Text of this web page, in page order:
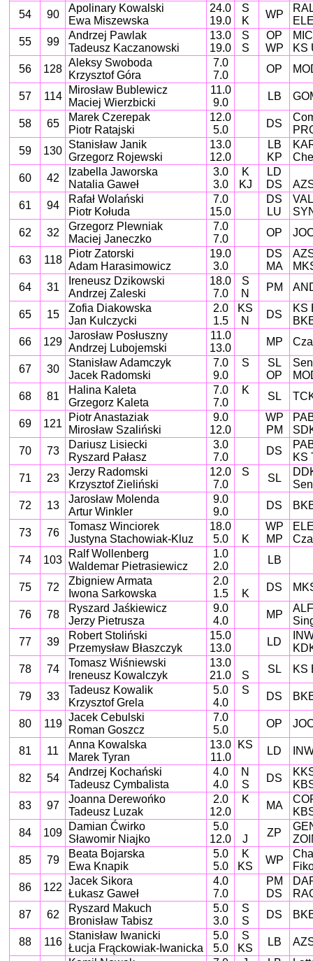
54
90
Apolinary Kowalski
Ewa Miszewska
24.0
19.0
S
K
WP
55
99
Andrzej Pawlak
Tadeusz Kaczanowski
13.0
19.0
S
S
OP
WP
KS
56
128
Aleksy Swoboda
Krzysztof Góra
7.0
7.0
OP
57 114
Mirosław Bublewicz
Maciej Wierzbicki
11.0
9.0
LB
58 65
Marek Czerepak
Piotr Ratajski
12.0
5.0
DS
59
130
Stanisław Janik
Grzegorz Rojewski
13.0
12.0
LB
KP
60
42
Izabella Jaworska
Natalia Gaweł
3.0
3.0
K
KJ
LD
DS
61
94
Rafał Wolański
Piotr Kołuda
7.0
15.0
DS
LU
62
32
Grzegorz Plewniak
Maciej Janeczko
7.0
7.0
OP
63 118
Piotr Zatorski
Adam Harasimowicz
19.0
3.0
DS
MA
64
31
Ireneusz Dzikowski
Andrzej Zaleski
18.0
7.0
S
N
PM
65 15
Zofia Diakowska
Jan Kulczycki
2.0
1.5
KS
N
DS
KS
66
129
Jarosław Posłuszny
Andrzej Lubojemski
11.0
13.0
MP
67 30
Stanisław Adamczyk
Jacek Radomski
7.0
9.0
S
SL
OP
68
81
Halina Kaleta
Grzegorz Kaleta
7.0
7.0
K
SL
69 121
Piotr Anastaziak
Mirosław Szaliński
9.0
12.0
WP
PM
70
73
Dariusz Lisiecki
Ryszard Pałasz
3.0
7.0
DS
KS
71
23
Jerzy Radomski
Krzysztof Zieliński
12.0
7.0
S
SL
72
13
Jarosław Molenda
Artur Winkler
9.0
9.0
DS
73 76
Tomasz Winciorek
Justyna Stachowiak-Kluz
18.0
5.0
K
WP
MP
74
103
Ralf Wollenberg
Waldemar Pietrasiewicz
1.0
2.0
LB
75 72
Zbigniew Armata
Iwona Sarkowska
2.0
1.5
K
DS
76 78
Ryszard Jaśkiewicz
Jerzy Pietrusza
9.0
4.0
MP
77
39
Robert Stoliński
Przemysław Błaszczyk
15.0
13.0
LD
78
74
Tomasz Wiśniewski
Ireneusz Kowalczyk
13.0
21.0
S
SL KS
79 33
Tadeusz Kowalik
Krzysztof Grela
5.0
4.0
S
DS
80 119
Jacek Cebulski
Roman Goszcz
7.0
5.0
OP
81 11
Anna Kowalska
Marek Tyran
13.0
11.0
KS
LD
82 54
Andrzej Kochański
Tadeusz Cymbalista
4.0
4.0
N
S
DS
83
97
Joanna Derewońko
Tadeusz Luzak
2.0
12.0
K
MA
84
109
Damian Ćwirko
Sławomir Niajko
5.0
12.0
J
ZP
85
79
Beata Bojarska
Ewa Knapik
5.0
5.0
K
KS
WP
86
122
Jacek Sikora
Łukasz Gaweł
4.0
7.0
PM
DS
87
62
Ryszard Makuch
Bronisław Tabisz
5.0
3.0
S
S
DS
88 116
Stanisław Iwanicki
Łucja Frąckowiak-Iwanicka
5.0
5.0
S
KS
LB